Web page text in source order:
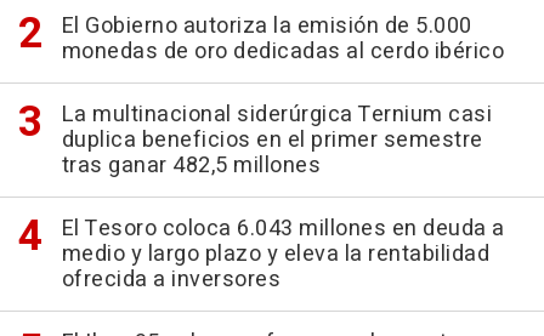
El Gobierno autoriza la emisión de 5.000
monedas de oro dedicadas al cerdo ibérico
La multinacional siderúrgica Ternium casi
duplica beneficios en el primer semestre
tras ganar 482,5 millones
El Tesoro coloca 6.043 millones en deuda a
medio y largo plazo y eleva la rentabilidad
ofrecida a inversores